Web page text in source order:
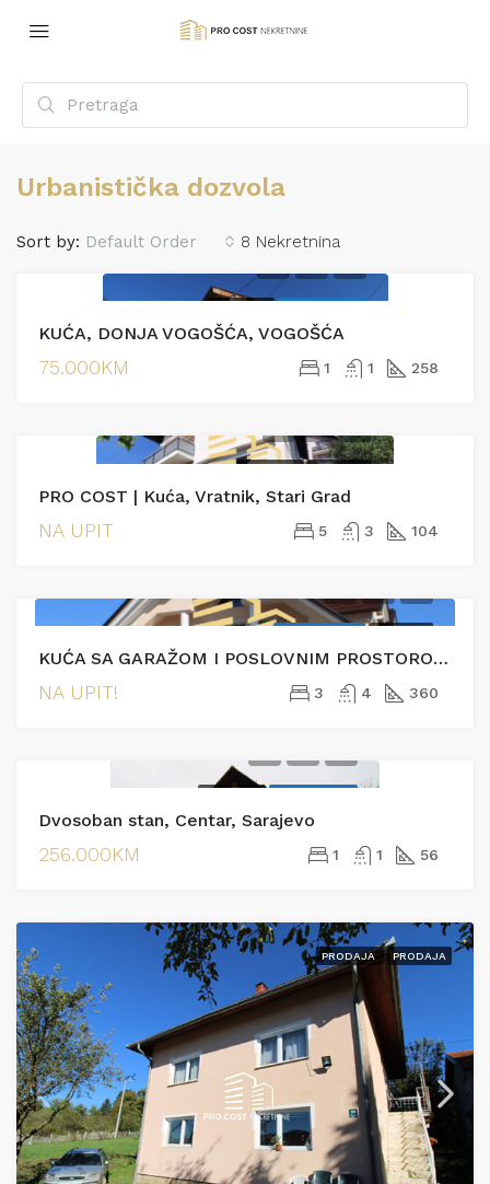
Urbanistička dozvola
8 Nekretnina
Sort by: Default Order
KUĆA, DONJA VOGOŠĆA, VOGOŠĆA
75.000KM 1 1 258
PRO COST | Kuća, Vratnik, Stari Grad
NA UPIT 5 3 104
KUĆA SA GARAŽOM I POSLOVNIM PROSTOROM- AZIĆI
NA UPIT! 3 4 360
Dvosoban stan, Centar, Sarajevo
256.000KM 1 1 56
PRODAJA PRODAJA